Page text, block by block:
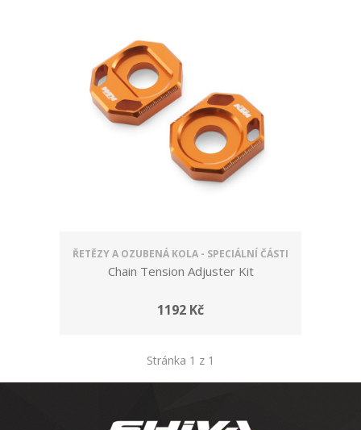
ŘETĚZY A OZUBENÁ KOLA - SPECIÁLNÍ ČÁSTI
Chain Tension Adjuster Kit
1192 Kč
Stránka 1 z 1